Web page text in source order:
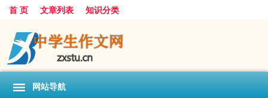
首 页 文章列表 知识分类
网站导航